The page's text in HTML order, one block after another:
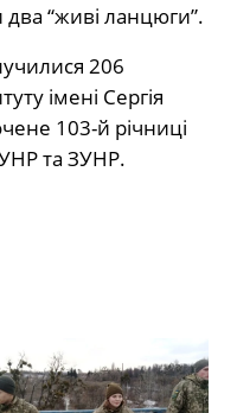
“живі ланцюги”.
206
імені Сергія
103-й річниці
та ЗУНР.